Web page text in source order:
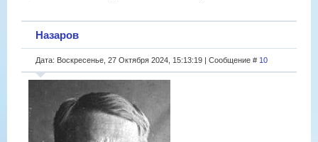
Назаров
Дата: Воскресенье, 27 Октября 2024, 15:13:19 | Сообщение # 10